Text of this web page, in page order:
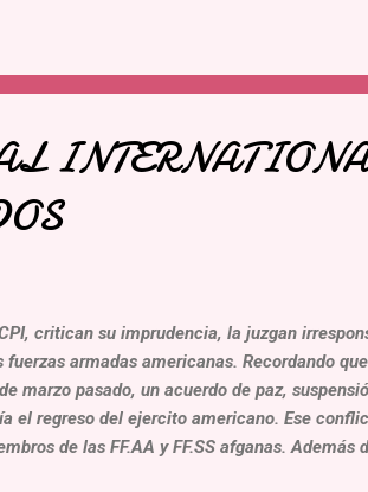
Pensamientos Pascal 311-665), destruyen
critican su imprudencia, la juzgan
armadas americanas. Recordando
marzo pasado, un acuerdo de paz,
el regreso del ejercito americano. Ese
de las FF.AA y FF.SS afganas.